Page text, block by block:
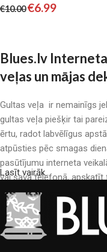
€10.00€6.99
Blues.lv
veļas un mājas
Gultas veļa ir nemainīgs
gultas veļa piešķir tai
ērtu, radot labvēlīgus
atpūsties pēc smagas
pasūtījumu interneta
vai sava telefonā,
mierīgi iegādāties sev
veļas katalogs: pieejamas
veļas.
Lasīt vairāk..